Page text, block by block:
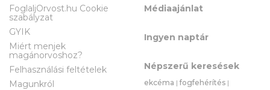
FoglaljOrvost.hu Cookie
szabályzat
GYIK
Miért menjek
magánorvoshoz?
Felhasználási feltételek
Magunkról
Médiaajánlat
Ingyen naptár
Népszerű keresések
ekcéma |fogfehérítés |